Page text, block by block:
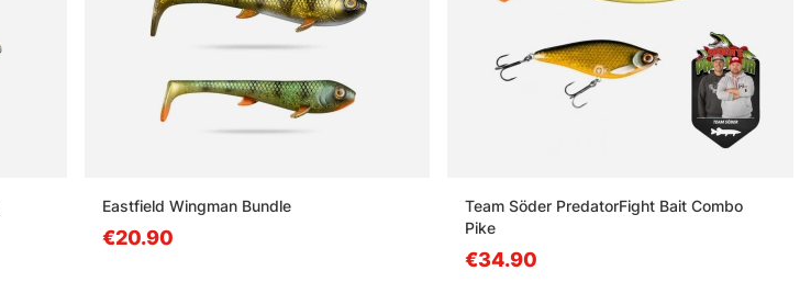
Eastfield Wingman Bundle
€20.90
Team Söder PredatorFight Bait Combo
Pike
€34.90